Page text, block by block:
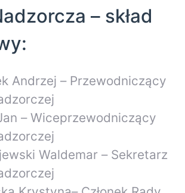
– skład
Andrzej – Przewodniczący
– Wiceprzewodniczący
Waldemar – Sekretarz